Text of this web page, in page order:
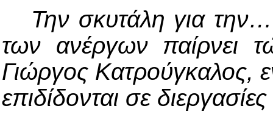
Την σκυτάλη για
των ανέργων
Γιώργος Κατρούγκαλος,
επιδίδονται σε